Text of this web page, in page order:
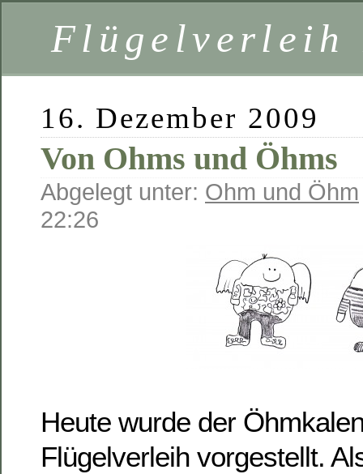
Flügelverleih
16. Dezember 2009
Von Ohms und Öhms
Abgelegt unter: Ohm und Öhm
22:26
Heute wurde der
Flügelverleih vorgestellt.